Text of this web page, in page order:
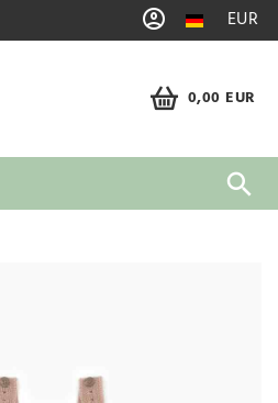
EUR
0,00 EUR